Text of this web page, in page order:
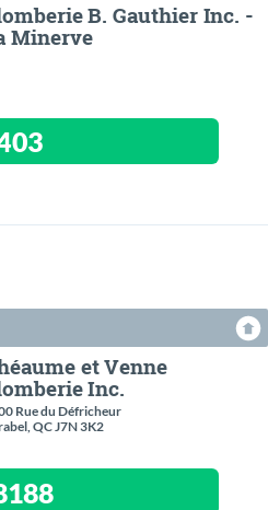
B. Gauthier Inc. -
Minerve
et Venne
Inc.
Rue du Défricheur
QC J7N 3K2